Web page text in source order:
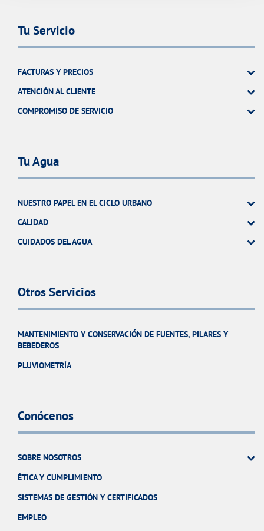
Tu Servicio
FACTURAS Y PRECIOS
ATENCIÓN AL CLIENTE
COMPROMISO DE SERVICIO
Tu Agua
NUESTRO PAPEL EN EL CICLO URBANO
CALIDAD
CUIDADOS DEL AGUA
Otros Servicios
MANTENIMIENTO Y CONSERVACIÓN DE FUENTES, PILARES Y
BEBEDEROS
PLUVIOMETRÍA
Conócenos
SOBRE NOSOTROS
ÉTICA Y CUMPLIMIENTO
SISTEMAS DE GESTIÓN Y CERTIFICADOS
EMPLEO